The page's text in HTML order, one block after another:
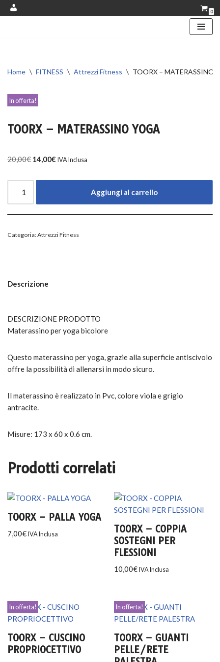
Account 0
Home \ FITNESS \ Attrezzi Fitness \ TOORX – MATERASSINO
In offerta!
TOORX – MATERASSINO YOGA
20,00€ 14,00€ IVA Inclusa
Aggiungi al carrello
Categoria:Attrezzi Fitness
Descrizione
DESCRIZIONE PRODOTTO
Materassino per yoga bicolore
Questo materassino per yoga, grazie alla superficie antiscivolo
offre la possibilità di allenarsi in modo sicuro.
Il materassino è realizzato in Pvc, colore viola e grigio
antracite.
Misure: 173 x 60 x 0.6 cm.
Prodotti correlati
TOORX – PALLA YOGA
7,00€ IVA Inclusa
TOORX – COPPIA
SOSTEGNI PER
FLESSIONI
10,00€ IVA Inclusa
In offerta!
TOORX – CUSCINO
PROPRIOCETTIVO
In offerta!
TOORX – GUANTI
PELLE/RETE